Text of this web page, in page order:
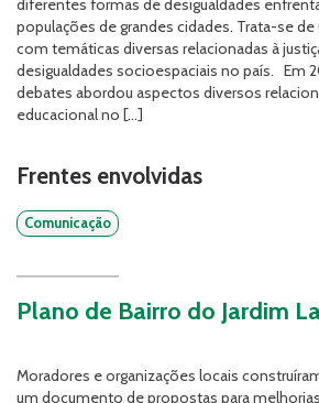
diferentes formas de desigualdades
populações de grandes cidades. Trata-se
com temáticas diversas relacionadas à
desigualdades socioespaciais no país. Em
debates abordou aspectos diversos
educacional no […]
Frentes envolvidas
Comunicação
Plano de Bairro do Jardim
Moradores e organizações locais
um documento de propostas para